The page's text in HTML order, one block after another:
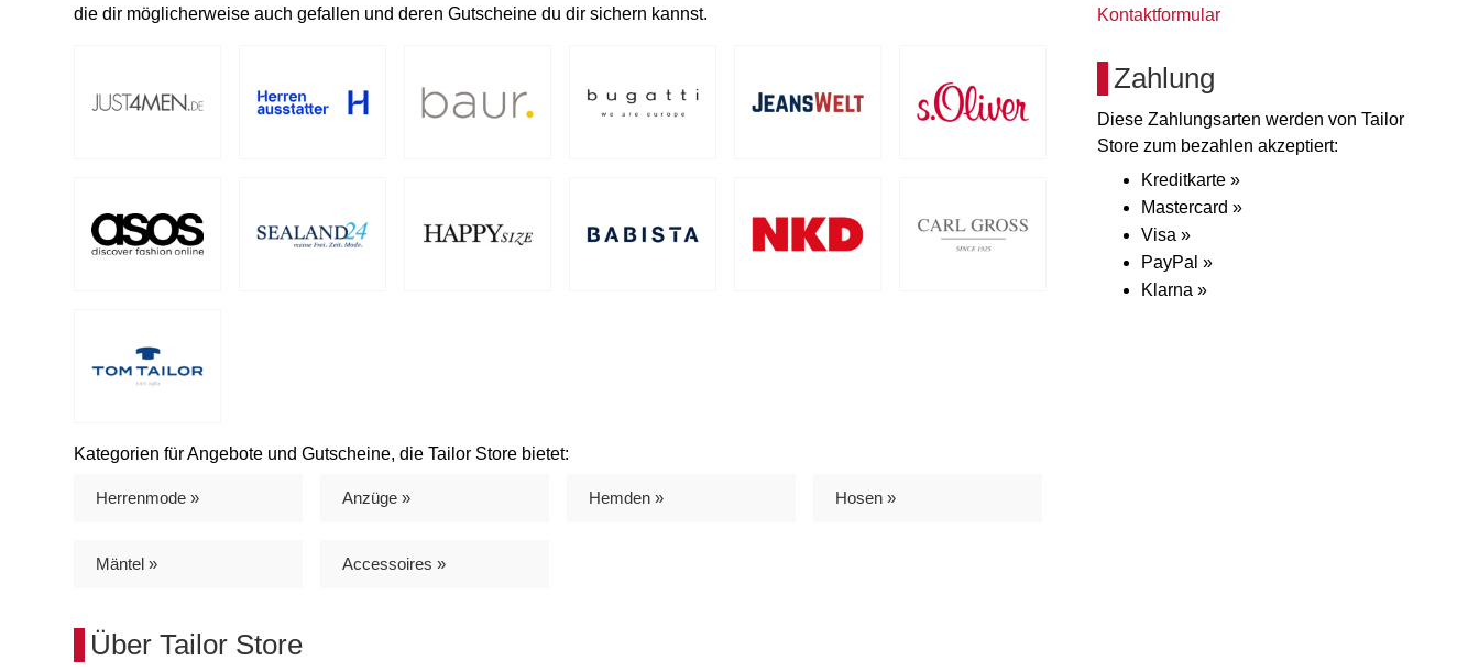
die dir möglicherweise auch gefallen und deren Gutscheine du dir sichern kannst.
Kategorien für Angebote und Gutscheine, die Tailor Store bietet:
Herrenmode » Anzüge » Hemden » Hosen »
Mäntel » Accessoires »
Über Tailor Store
Kontaktformular
Zahlung
Diese Zahlungsarten werden von Tailor
Store zum bezahlen akzeptiert:
Kreditkarte »
Mastercard »
Visa »
PayPal »
Klarna »